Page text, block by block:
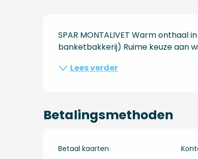
Beschrijving
SPAR MONTALIVET Warm
banketbakkerij) Ruime keuze aan
Lees verder
Betalingsmethoden
Betaal kaarten